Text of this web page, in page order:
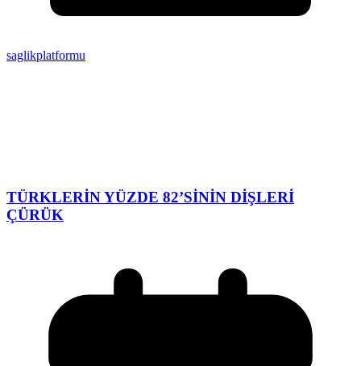
saglikplatformu
TÜRKLERİN YÜZDE 82’SİNİN DİŞLERİ
ÇÜRÜK